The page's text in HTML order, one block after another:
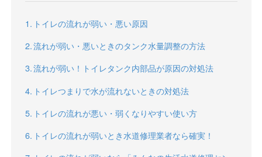
トイレの流れが弱い・悪い原因
流れが弱い・悪いときのタンク水量調整の方法
流れが弱い！トイレタンク内部品が原因の対処法
トイレつまりで水が流れないときの対処法
トイレの流れが悪い・弱くなりやすい使い方
トイレの流れが弱いとき水道修理業者なら確実！